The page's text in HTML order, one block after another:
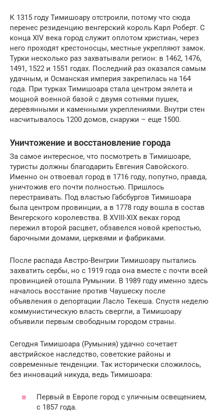
К 1315 году Тимишоару отстроили, потому что сюда
перенес резиденцию венгерский король Карл Роберт. С
конца XIV века город служит оплотом христиан, через
него проходят крестоносцы, местные укрепляют замок.
Турки несколько раз захватывали регион: в 1462, 1476,
1491, 1522 и 1551 годах. Последний раз оказался самым
удачным, и Османская империя закрепилась на 164
года. При турках Тимишоара стала центром эялета и
мощной военной базой с двумя сотнями пушек,
деревянными и каменными укреплениями. Внутри стен
насчитывалось 1200 домов, снаружи – еще 1500.
Уничтожение и восстановление города
За самое интересное, что посмотреть в Тимишоаре,
туристы должны благодарить Евгения Савойского.
Именно он отвоевал город в 1716 году, попутно, правда,
уничтожив его почти полностью. Пришлось
перестраивать. Под властью Габсбургов Тимишоара
была центром провинции, а в 1778 году вошла в состав
Венгерского королевства. В XVIII-XIX веках город
пережил второй расцвет, обзавелся новой крепостью,
барочными домами, церквями и фабриками.
После распада Австро-Венгрии Тимишоару пытались
захватить сербы, но с 1919 года она вместе с почти всей
провинцией отошла Румынии. В 1989 году именно здесь
началось восстание против Чаушеску после
объявления о депортации Ласло Текеша. Спустя неделю
коммунистическую власть свергли, а Тимишоару
объявили первым свободным городом страны.
Сегодня Тимишоара (Румыния) удачно сочетает
австрийское наследство, советские районы и
современные тенденции. Так исторически сложилось,
без инноваций никуда, ведь Тимишоара:
Первый в Европе город с уличным освещением,
с 1857 года.